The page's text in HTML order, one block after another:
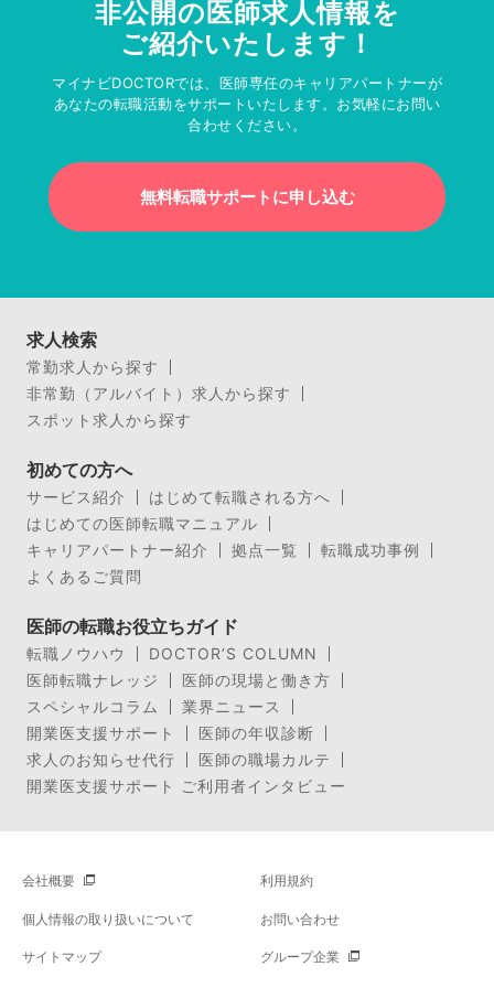
非公開の医師求人情報を
ご紹介いたします！
マイナビDOCTORでは、医師専任のキャリアパートナーが
あなたの転職活動をサポートいたします。お気軽にお問い
合わせください。
無料転職サポートに申し込む
求人検索
常勤求人から探す
非常勤（アルバイト）求人から探す
スポット求人から探す
初めての方へ
サービス紹介
はじめて転職される方へ
はじめての医師転職マニュアル
キャリアパートナー紹介
拠点一覧
転職成功事例
よくあるご質問
医師の転職お役立ちガイド
転職ノウハウ
DOCTOR’S COLUMN
医師転職ナレッジ
医師の現場と働き方
スペシャルコラム
業界ニュース
開業医支援サポート
医師の年収診断
求人のお知らせ代行
医師の職場カルテ
開業医支援サポート ご利用者インタビュー
会社概要 利用規約
個人情報の取り扱いについて お問い合わせ
サイトマップ グループ企業